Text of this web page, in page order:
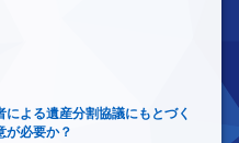
による遺産分割協議にもとづく
が必要か？